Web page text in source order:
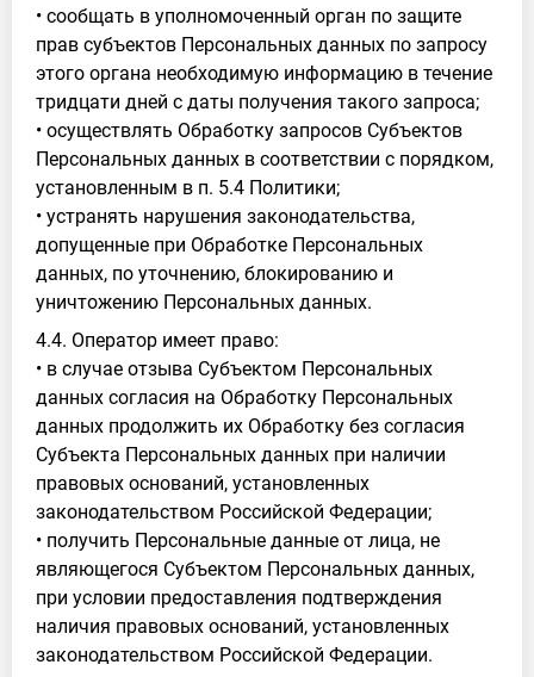
• сообщать в уполномоченный орган по защите
прав субъектов Персональных данных по запросу
этого органа необходимую информацию в течение
тридцати дней с даты получения такого запроса;
• осуществлять Обработку запросов Субъектов
Персональных данных в соответствии с порядком,
установленным в п. 5.4 Политики;
• устранять нарушения законодательства,
допущенные при Обработке Персональных
данных, по уточнению, блокированию и
уничтожению Персональных данных.
4.4. Оператор имеет право:
• в случае отзыва Субъектом Персональных
данных согласия на Обработку Персональных
данных продолжить их Обработку без согласия
Субъекта Персональных данных при наличии
правовых оснований, установленных
законодательством Российской Федерации;
• получить Персональные данные от лица, не
являющегося Субъектом Персональных данных,
при условии предоставления подтверждения
наличия правовых оснований, установленных
законодательством Российской Федерации.